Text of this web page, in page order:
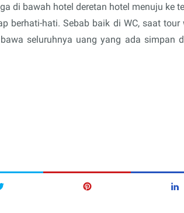
di bawah hotel deretan hotel menuju ke
berhati-hati. Sebab baik di WC, saat
seluruhnya uang yang ada simpan